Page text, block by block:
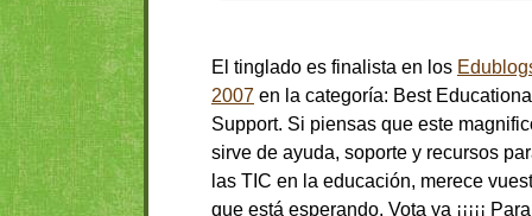
El tinglado es finalista en los
2007 en la categoría: Best
Support. Si piensas que este
sirve de ayuda, soporte y recursos
las TIC en la educación, merece
que está esperando, Vota ya ¡¡¡¡¡